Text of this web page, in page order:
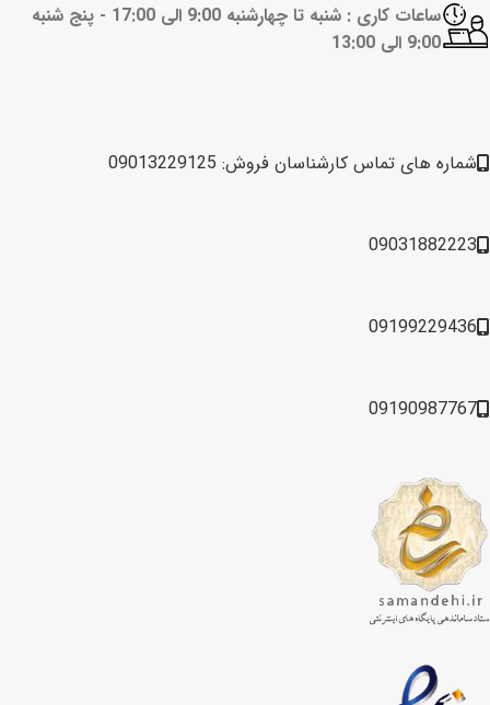
ساعات کاری : شنبه تا چهارشنبه 9:00 الی 17:00 -
پنج شنبه
9:00 الی 13:00
شماره های تماس کارشناسان فروش: 09013229125
09031882223
09199229436
09190987767